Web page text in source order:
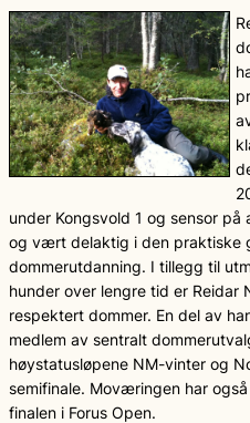
under Kongsvold 1 og sensor
og vært delaktig i den praktiske
dommerutdanning. I tillegg til
hunder over lengre tid er Reidar
respektert dommer. En del av
medlem av sentralt
høystatusløpene NM-vinter og
semifinale. Moværingen har
finalen i Forus Open.